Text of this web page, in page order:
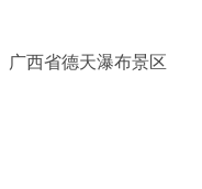
广西省德天瀑布景区